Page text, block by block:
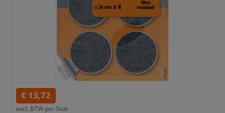
€ 13,72
excl. BTW per Stuk